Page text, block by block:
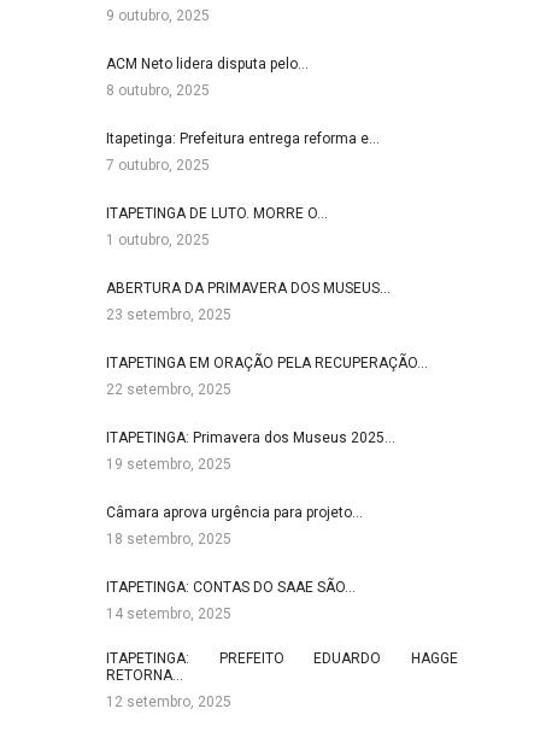
9 outubro, 2025
ACM Neto lidera disputa pelo…
8 outubro, 2025
Itapetinga: Prefeitura entrega reforma e…
7 outubro, 2025
ITAPETINGA DE LUTO. MORRE O…
1 outubro, 2025
ABERTURA DA PRIMAVERA DOS MUSEUS…
23 setembro, 2025
ITAPETINGA EM ORAÇÃO PELA RECUPERAÇÃO…
22 setembro, 2025
ITAPETINGA: Primavera dos Museus 2025…
19 setembro, 2025
Câmara aprova urgência para projeto…
18 setembro, 2025
ITAPETINGA: CONTAS DO SAAE SÃO…
14 setembro, 2025
ITAPETINGA: PREFEITO EDUARDO HAGGE
RETORNA…
12 setembro, 2025